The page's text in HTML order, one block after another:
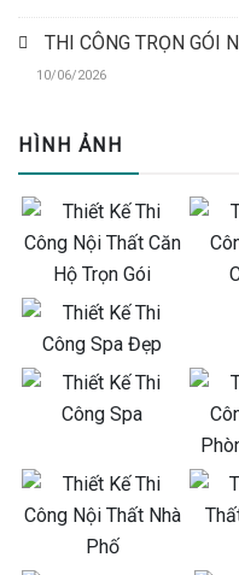
THI CÔNG TRỌN GÓI
10/06/2026
HÌNH ẢNH